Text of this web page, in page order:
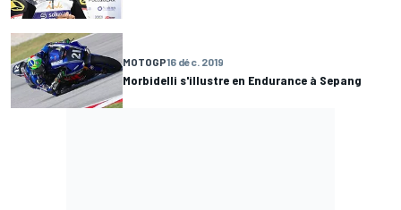
MOTOGP16 déc. 2019
Morbidelli s'illustre en Endurance à Sepang